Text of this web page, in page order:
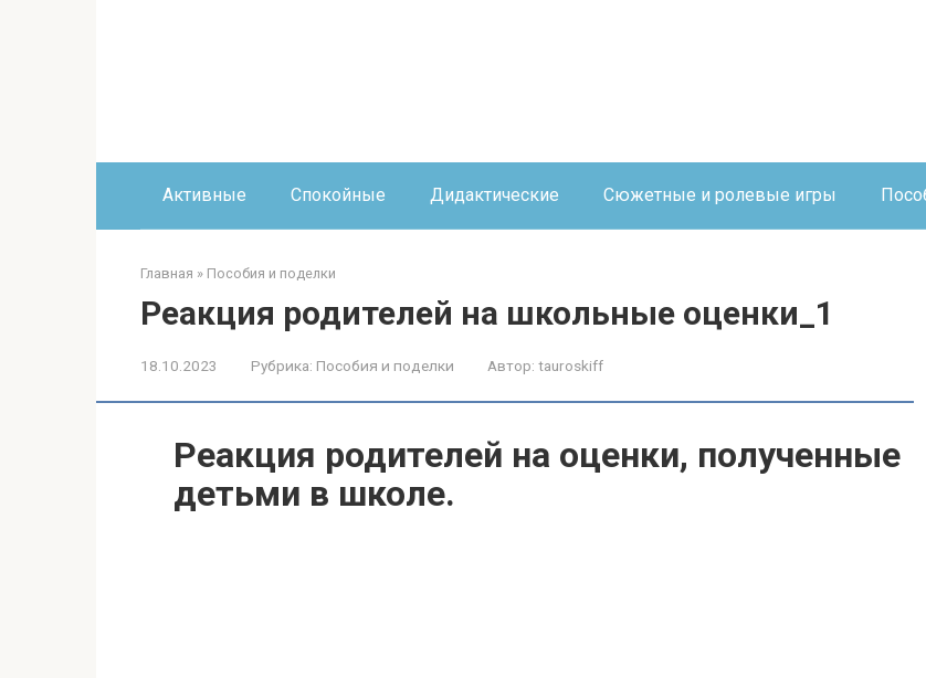
Активные Спокойные Дидактические Сюжетные и ролевые игры
Главная » Пособия и поделки
Реакция родителей на школьные оценки_1
18.10.2023 Рубрика: Пособия и поделки Автор: tauroskiff
Реакция родителей на оценки, полученные
детьми в школе.